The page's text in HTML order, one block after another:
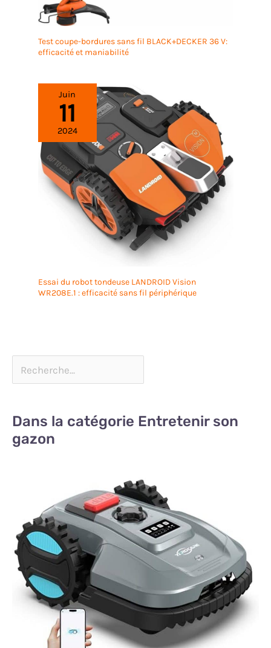
Test coupe-bordures sans fil BLACK+DECKER 36 V:
efficacité et maniabilité
Juin
11
2024
Essai du robot tondeuse LANDROID Vision
WR208E.1 : efficacité sans fil périphérique
Dans la catégorie Entretenir son
gazon